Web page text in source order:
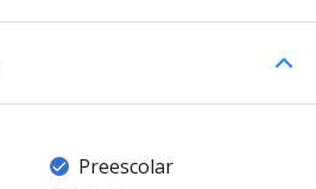
Preescolar